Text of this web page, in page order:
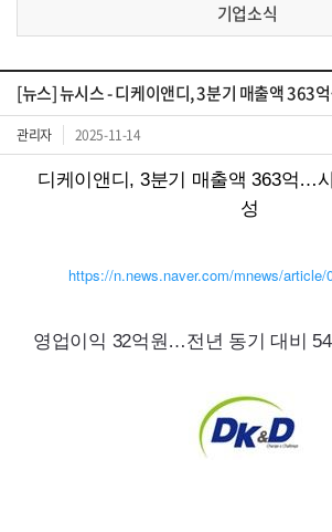
기업소식
[뉴스] 뉴시스 - 디케이앤디, 3분기 매출액 363
관리자 2025-11-14
디케이앤디, 3분기 매출액 363억…
성
https://n.news.naver.com/mnews/article/
영업이익 32억원…전년 동기 대비